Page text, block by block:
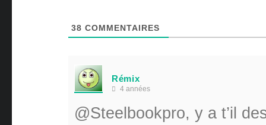
38 COMMENTAIRES
Rémix
4 années
@Steelbookpro, y a t’il